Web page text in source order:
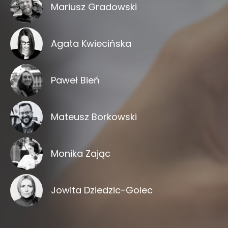
Mariusz Gradowski
Agata Kwiecińska
Paweł Bień
Mateusz Borkowski
Monika Zając
Jowita Dziedzic-Golec